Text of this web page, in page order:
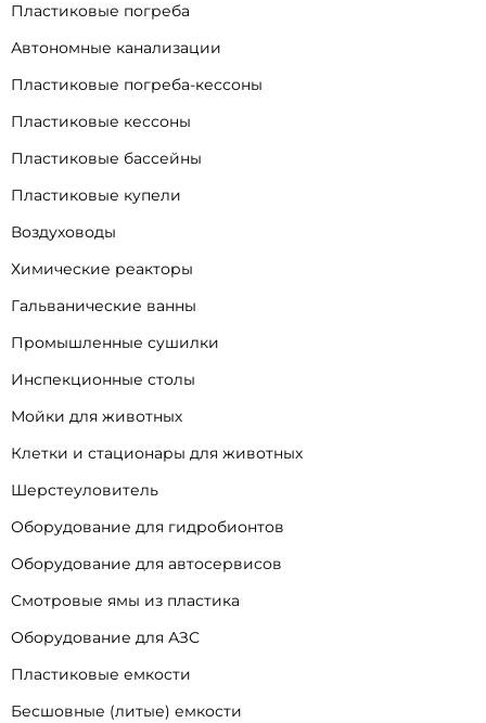
Пластиковые погреба
Автономные канализации
Пластиковые погреба-кессоны
Пластиковые кессоны
Пластиковые бассейны
Пластиковые купели
Воздуховоды
Химические реакторы
Гальванические ванны
Промышленные сушилки
Инспекционные столы
Мойки для животных
Клетки и стационары для животных
Шерстеуловитель
Оборудование для гидробионтов
Оборудование для автосервисов
Смотровые ямы из пластика
Оборудование для АЗС
Пластиковые емкости
Бесшовные (литые) емкости